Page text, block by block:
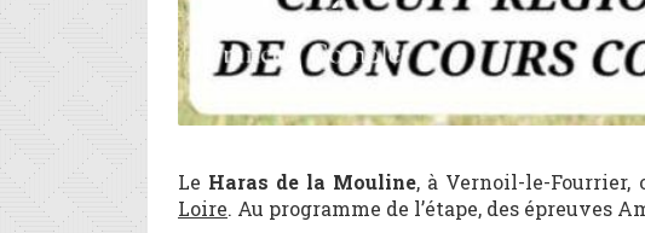
Le Haras de la Mouline, à Vernoil-le-Fourrier,
Loire. Au programme de l’étape, des épreuves